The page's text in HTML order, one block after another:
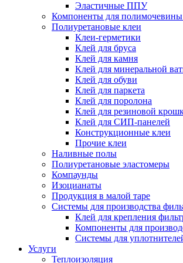
Эластичные ППУ
Компоненты для
Полиуретановые клеи
Клеи-герметики
Клей для бруса
Клей для камня
Клей для минеральной
Клей для обуви
Клей для паркета
Клей для поролона
Клей для резиновой
Клей для СИП-панелей
Конструкционные клеи
Прочие клеи
Наливные полы
Полиуретановые эластомеры
Компаунды
Изоцианаты
Продукция в малой таре
Системы для производства
Клей для крепления
Компоненты для
Системы для
Услуги
Теплоизоляция